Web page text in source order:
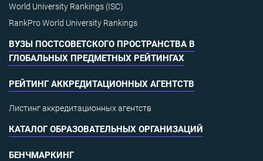
World University Rankings (ISC)
RankPro World University Rankings
ВУЗЫ ПОСТСОВЕТСКОГО ПРОСТРАНСТВА В
ГЛОБАЛЬНЫХ ПРЕДМЕТНЫХ РЕЙТИНГАХ
РЕЙТИНГ АККРЕДИТАЦИОННЫХ АГЕНТСТВ
Листинг аккредитационных агентств
КАТАЛОГ ОБРАЗОВАТЕЛЬНЫХ ОРГАНИЗАЦИЙ
БЕНЧМАРКИНГ